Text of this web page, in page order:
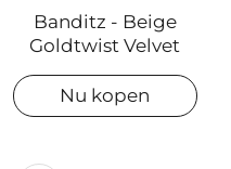
Banditz - Beige
Goldtwist Velvet
Nu kopen